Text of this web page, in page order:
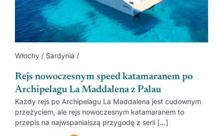
Włochy / Sardynia /
Rejs nowoczesnym speed katamaranem po
Archipelagu La Maddalena z Palau
Każdy rejs po Archipelagu La Maddalena jest cudownym
przeżyciem, ale rejs nowoczesnym katamaranem to
przepis na najwspanialszą przygodę z serii [...]